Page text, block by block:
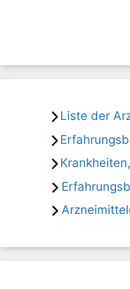
Liste der